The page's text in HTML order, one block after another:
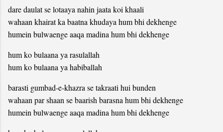
dare daulat se lotaaya nahin jaata koi khaali
wahaan khairat ka baatna khudaya hum bhi dekhenge
humein bulwaenge aaqa madina hum bhi dekhenge
hum ko bulaana ya rasulallah
hum ko bulaana ya habiballah
barasti gumbad-e-khazra se takraati hui bunden
wahaan par shaan se baarish barasna hum bhi dekhenge
humein bulwaenge aaqa madina hum bhi dekhenge